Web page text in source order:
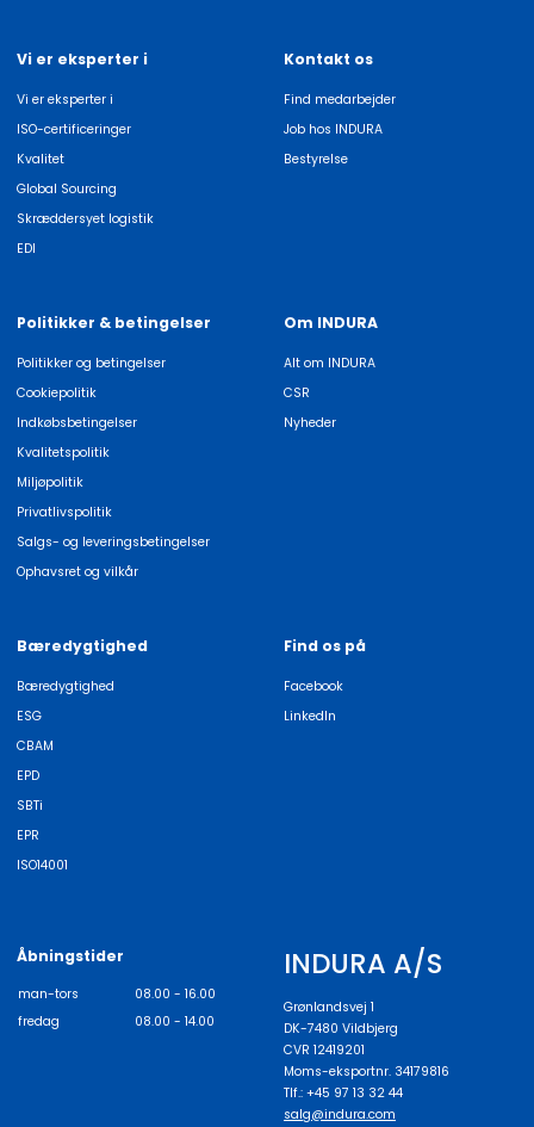
Vi er eksperter i
Vi er eksperter i
ISO-certificeringer
Kvalitet
Global Sourcing
Skræddersyet logistik
EDI
Kontakt os
Find medarbejder
Job hos INDURA
Bestyrelse
Politikker & betingelser
Politikker og betingelser
Cookiepolitik
Indkøbsbetingelser
Kvalitetspolitik
Miljøpolitik
Privatlivspolitik
Salgs- og leveringsbetingelser
Ophavsret og vilkår
Om INDURA
Alt om INDURA
CSR
Nyheder
Bæredygtighed
Bæredygtighed
ESG
CBAM
EPD
SBTi
EPR
ISO14001
Find os på
Facebook
LinkedIn
Åbningstider
man-tors
08.00 - 16.00
fredag
08.00 - 14.00
INDURA A/S
Grønlandsvej 1
DK-7480 Vildbjerg
CVR 12419201
Moms-eksportnr. 34179816
Tlf.: +45 97 13 32 44
salg@indura.com